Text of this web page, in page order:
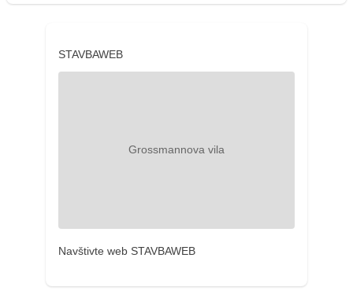
STAVBAWEB
Navštivte web STAVBAWEB